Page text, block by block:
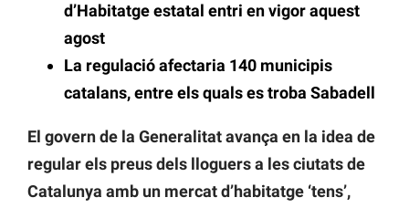
d’Habitatge estatal entri en vigor aquest
agost
La regulació afectaria 140 municipis
catalans, entre els quals es troba Sabadell
El govern de la Generalitat avança en la idea de
regular els preus dels lloguers a les ciutats de
Catalunya amb un mercat d’habitatge ‘tens’,